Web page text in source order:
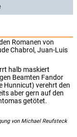
Romanen von
Chabrol, Juan-Luis
halb maskiert
Beamten Fandor
Hunnicut) verehrt den
aber gern auf den
getötet.
von Michael Reufsteck